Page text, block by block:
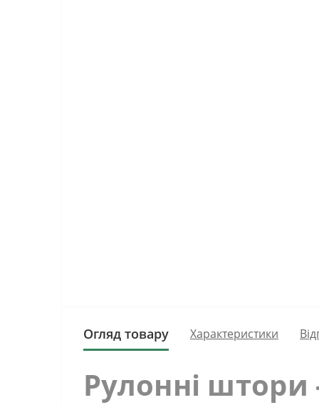
Огляд товару Характеристики
Рулонні штори